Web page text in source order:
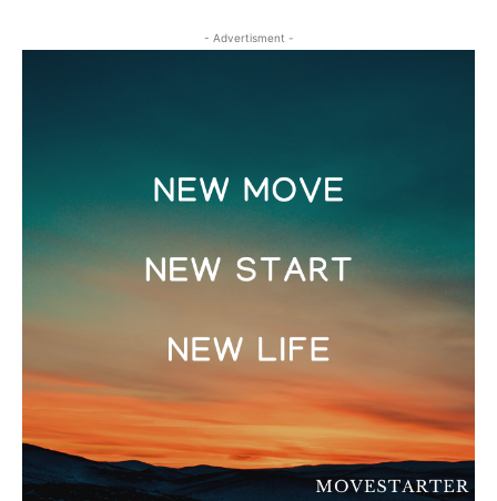
- Advertisment -